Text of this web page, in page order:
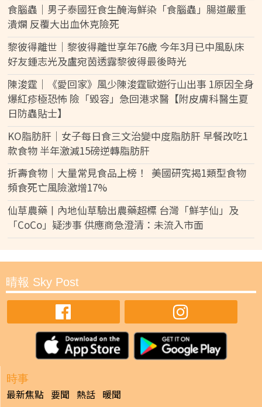
食腦蟲｜男子泰國狂食生醃海鮮染「食腦蟲」腸道嚴重
潰爛 反覆大出血休克險死
黎彼得離世｜黎彼得離世享年76歲 今年3月已中風臥床
好友鍾志光及盧宛茵透露黎彼得最後時光
陳浚霆｜《愛回家》風少陳浚霆歐遊行山出事 1原因全身
爆紅疹極恐怖 險「毀容」急回港求醫【附皮膚科醫生夏
日防蟲貼士】
KO脂肪肝｜女子每日食三文治變中度脂肪肝 早餐改吃1
款食物 半年激減15磅逆轉脂肪肝
折壽食物｜大量常見食品上榜！ 美國研究揭1類型食物
頻食死亡風險激增17%
仙草農藥丨內地仙草驗出農藥超標 台灣「鮮芋仙」及
「CoCo」疑涉事 供應商急澄清：未流入市面
晴報 Sky Post
時事
最新焦點 要聞 熱話 暖聞